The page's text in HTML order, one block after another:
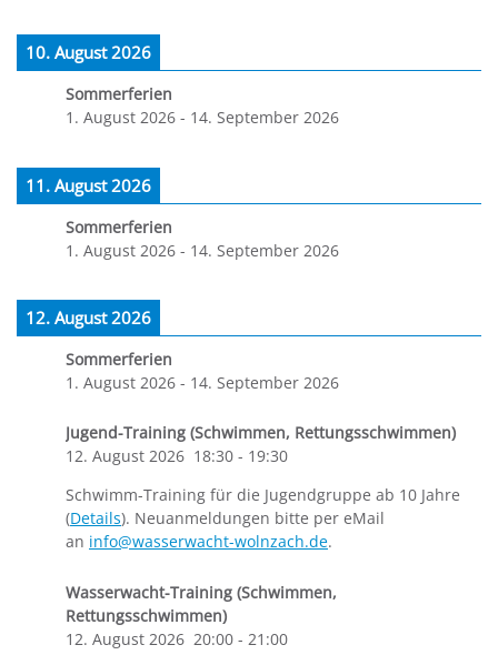
10. August 2026
Sommerferien
1. August 2026 - 14. September 2026
11. August 2026
Sommerferien
1. August 2026 - 14. September 2026
12. August 2026
Sommerferien
1. August 2026 - 14. September 2026
Jugend-Training (Schwimmen, Rettungsschwimmen)
12. August 2026 18:30 - 19:30
Schwimm-Training für die Jugendgruppe ab 10 Jahre
(Details). Neuanmeldungen bitte per eMail
an info@wasserwacht-wolnzach.de.
Wasserwacht-Training (Schwimmen,
Rettungsschwimmen)
12. August 2026 20:00 - 21:00